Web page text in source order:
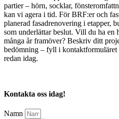
partier – hörn, socklar,
kan vi agera i tid. För BRF:er och
planerad fasadrenovering i etapper,
som underlättar beslut. Vill du ha en
många år framöver? Beskriv ditt
bedömning – fyll i
redan idag.
Kontakta oss idag!
Namn